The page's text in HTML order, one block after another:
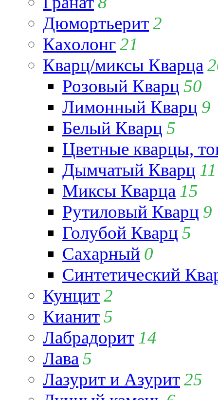
Дюмортьерит2
Кахолонг21
Кварц/миксы Кварца
Розовый Кварц 50
Лимонный Кварц 9
Белый Кварц 5
Цветные кварцы,
Дымчатый Кварц 11
Миксы Кварца 15
Рутиловый Кварц 9
Голубой Кварц 5
Сахарный 0
Синтетический
Кунцит2
Кианит5
Лабрадорит 14
Лава 5
Лазурит и Азурит25